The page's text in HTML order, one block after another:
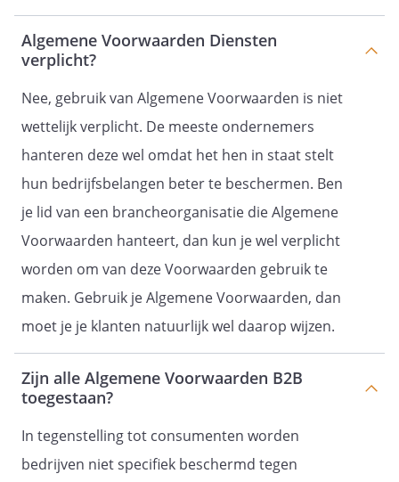
Deze algemene voorwaarden zijn
gemaakt met behulp van
(https://www.rocketlawyer.com/nl/nl).
Deze algemene voorwaarden zijn van
toepassing vanaf:
Algemene Voorwaarden Diensten
verplicht?
Nee, gebruik van Algemene Voorwaarden is niet
wettelijk verplicht. De meeste ondernemers
hanteren deze wel omdat het hen in staat stelt
hun bedrijfsbelangen beter te beschermen. Ben
je lid van een brancheorganisatie die Algemene
Voorwaarden hanteert, dan kun je wel verplicht
worden om van deze Voorwaarden gebruik te
maken. Gebruik je Algemene Voorwaarden, dan
moet je je klanten natuurlijk wel daarop wijzen.
Zijn alle Algemene Voorwaarden B2B
toegestaan?
In tegenstelling tot consumenten worden
bedrijven niet specifiek beschermd tegen